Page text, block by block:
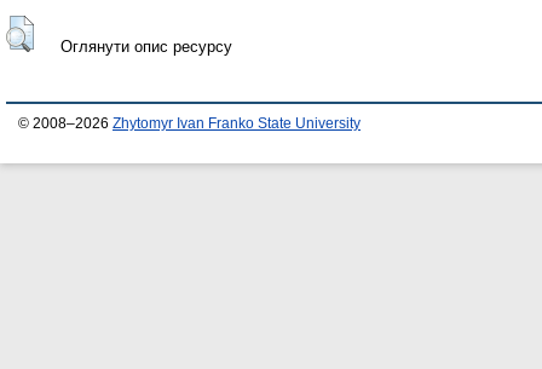
Оглянути опис ресурсу
© 2008–2026 Zhytomyr Ivan Franko State University